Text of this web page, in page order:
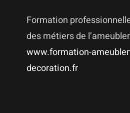
Formation
des métiers de
www.formation-
decoration.fr